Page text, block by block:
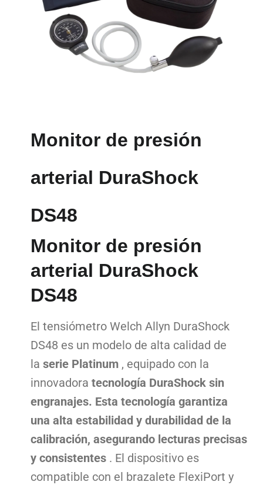
Monitor de presión
arterial DuraShock
DS48
Monitor de presión
arterial DuraShock
DS48
El tensiómetro Welch Allyn DuraShock
DS48 es un modelo de alta calidad de
la serie Platinum, equipado con la
innovadora tecnología DuraShock sin
engranajes. Esta tecnología garantiza
una alta estabilidad y durabilidad de la
calibración, asegurando lecturas precisas
y consistentes. El dispositivo es
compatible con el brazalete FlexiPort y